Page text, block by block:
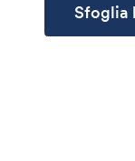
Sfoglia